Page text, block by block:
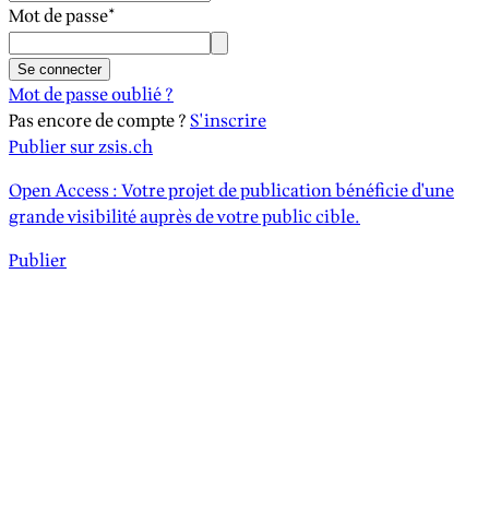
Mot de passe*
Se connecter
Mot de passe oublié ?
Pas encore de compte ?S'inscrire
Publier sur zsis.ch
Open Access : Votre projet de publication bénéficie d'une
grande visibilité auprès de votre public cible.
Publier